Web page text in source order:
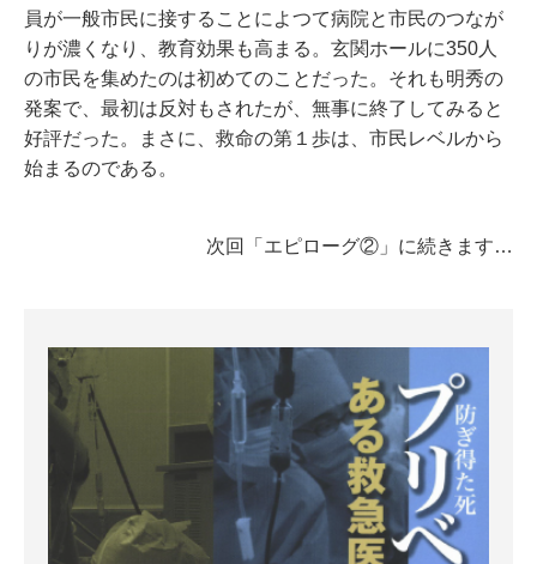
員が一般市民に接することによつて病院と市民のつなが
りが濃くなり、教育効果も高まる。玄関ホールに350人
の市民を集めたのは初めてのことだった。それも明秀の
発案で、最初は反対もされたが、無事に終了してみると
好評だった。まさに、救命の第１歩は、市民レベルから
始まるのである。
次回「エピローグ②」に続きます…